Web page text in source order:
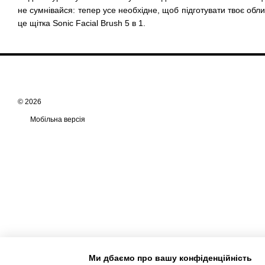
не сумнівайся: тепер усе необхідне, щоб підготувати твоє
це щітка Sonic Facial Brush 5 в 1.
© 2026
Мобільна версія
Ми дбаємо про вашу конфіденційність